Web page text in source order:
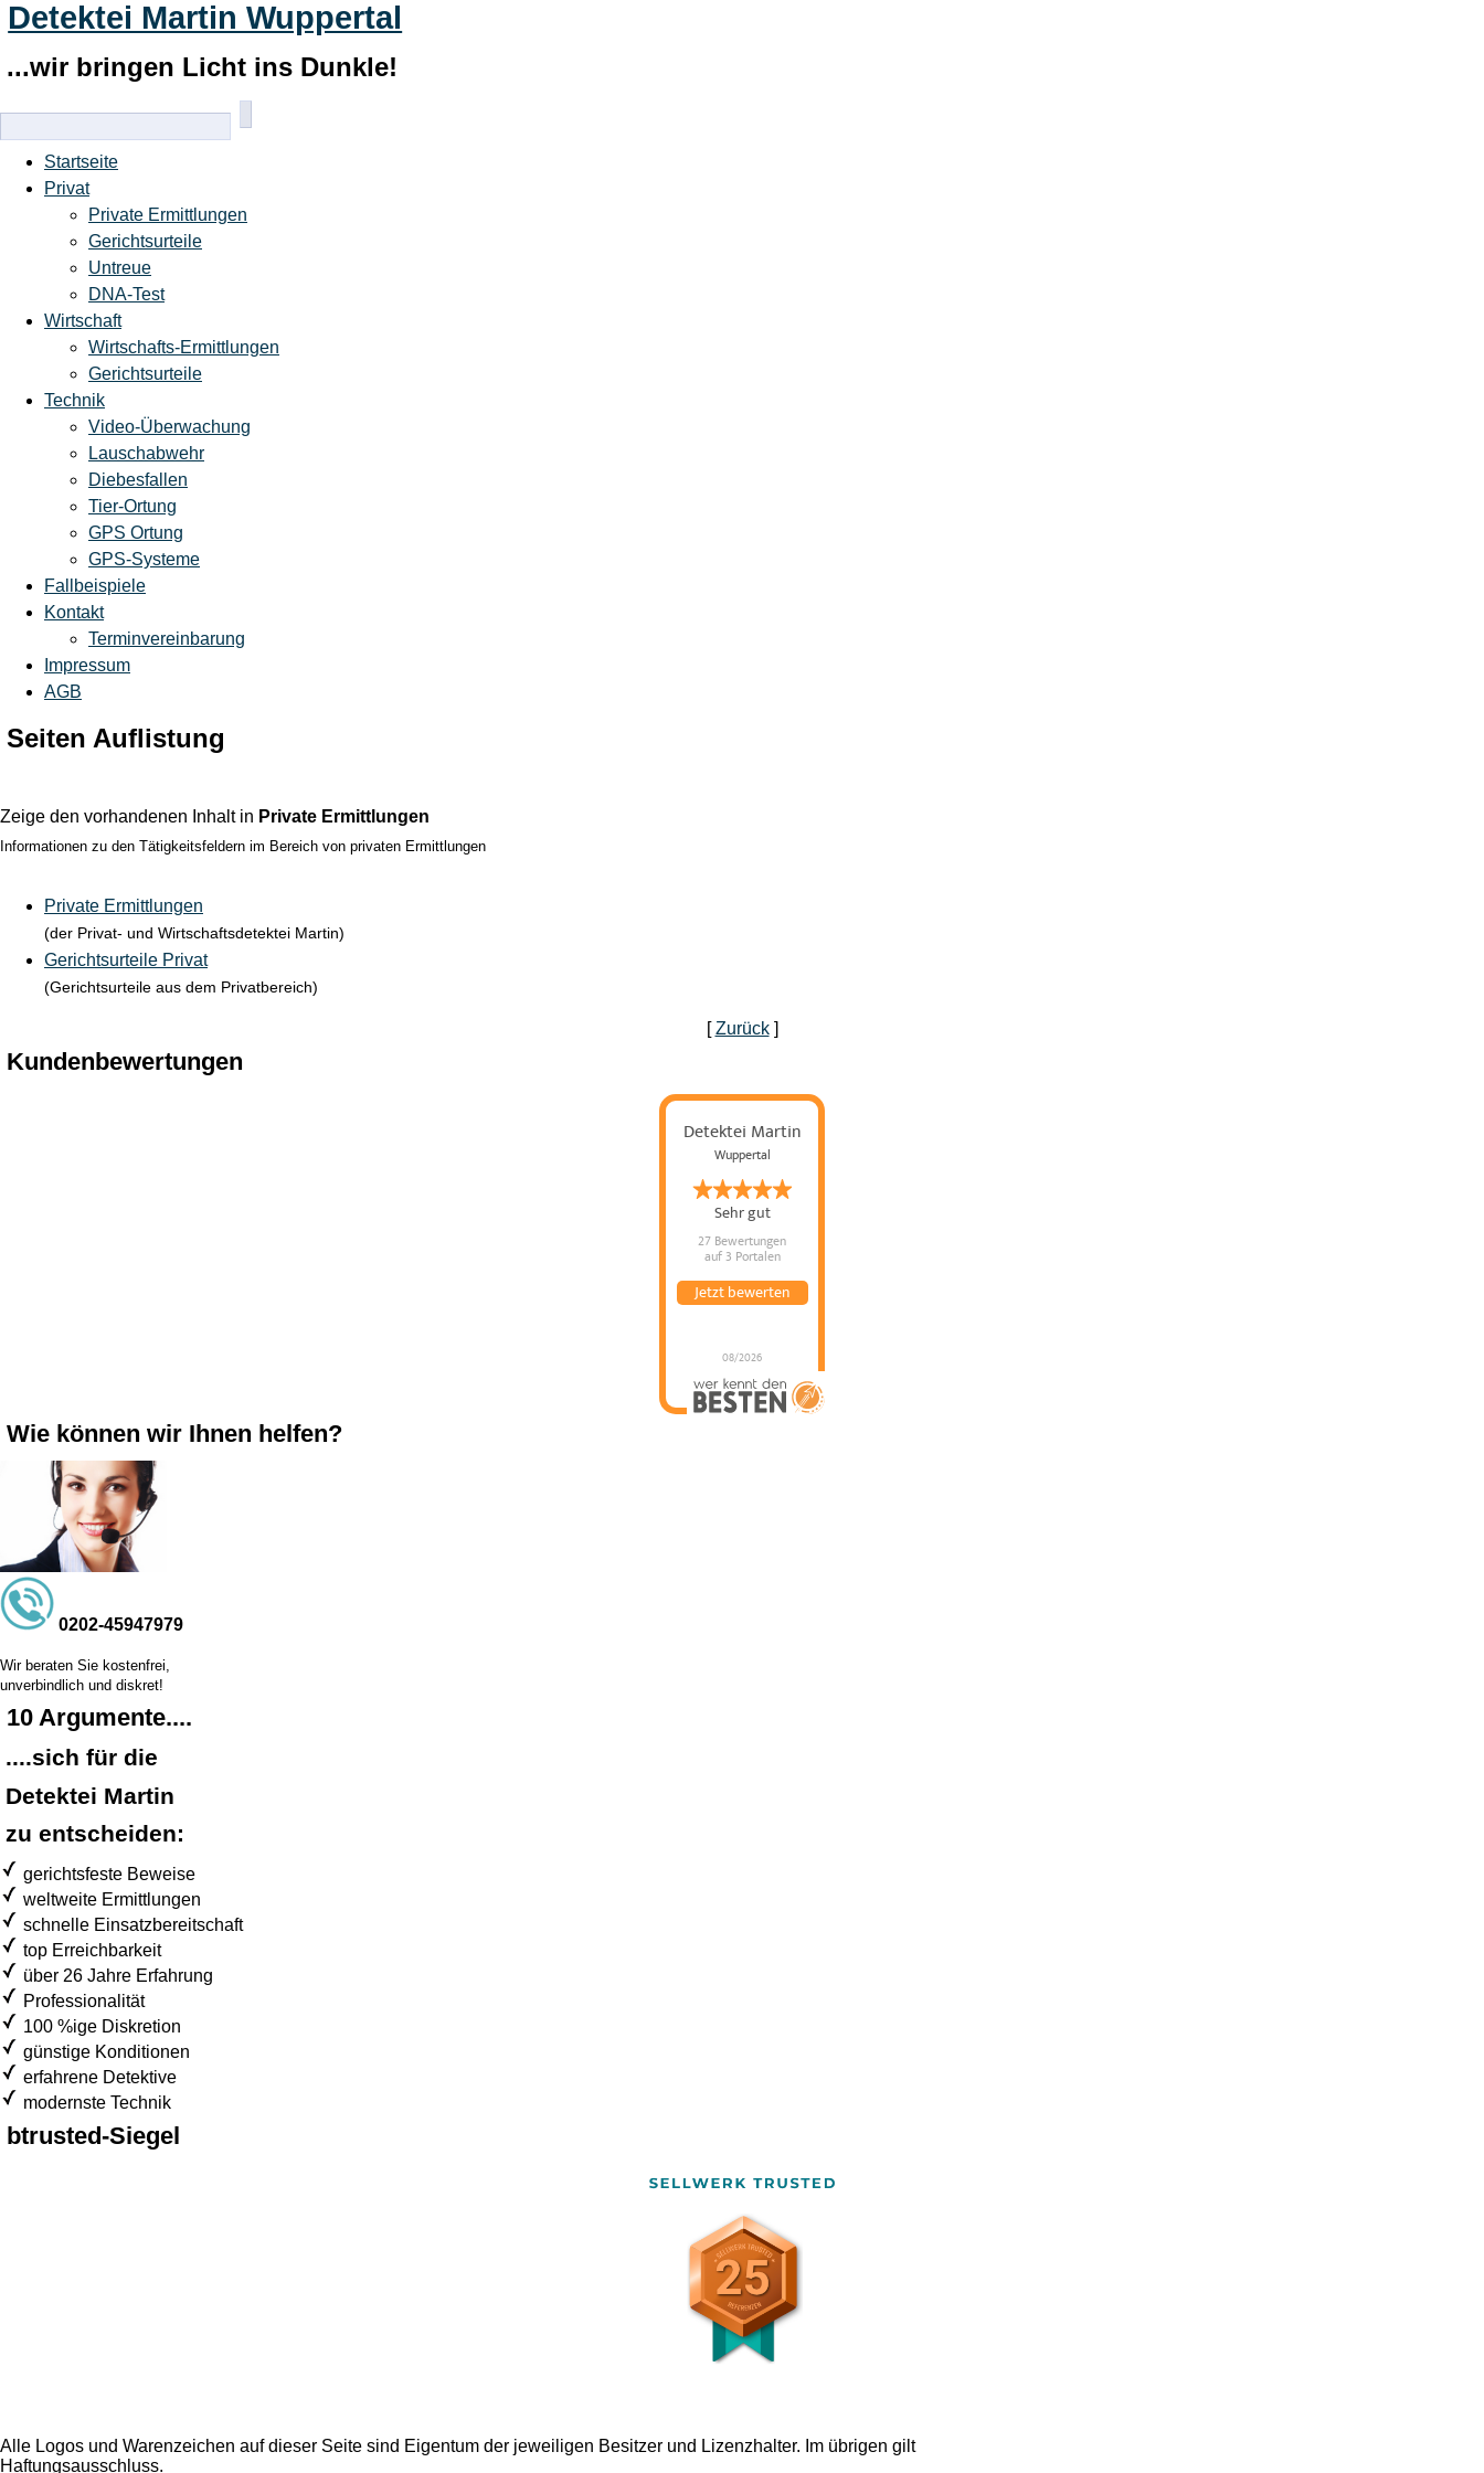
Detektei Martin Wuppertal
...wir bringen Licht ins Dunkle!
Startseite
Privat
Private Ermittlungen
Gerichtsurteile
Untreue
DNA-Test
Wirtschaft
Wirtschafts-Ermittlungen
Gerichtsurteile
Technik
Video-Überwachung
Lauschabwehr
Diebesfallen
Tier-Ortung
GPS Ortung
GPS-Systeme
Fallbeispiele
Kontakt
Terminvereinbarung
Impressum
AGB
Seiten Auflistung
Zeige den vorhandenen Inhalt in Private Ermittlungen
Informationen zu den Tätigkeitsfeldern im Bereich von privaten Ermittlungen
Private Ermittlungen
(der Privat- und Wirtschaftsdetektei Martin)
Gerichtsurteile Privat
(Gerichtsurteile aus dem Privatbereich)
[Zurück]
Kundenbewertungen
Detektei Martin
Wuppertal
Sehr gut
27 Bewertungen
auf 3 Portalen
08/2026
Jetzt bewerten
Wie können wir Ihnen helfen?
0202-45947979
Wir beraten Sie kostenfrei,
unverbindlich und diskret!
10 Argumente....
....sich für die
Detektei Martin
zu entscheiden:
gerichtsfeste Beweise
weltweite Ermittlungen
schnelle Einsatzbereitschaft
top Erreichbarkeit
über 26 Jahre Erfahrung
Professionalität
100 %ige Diskretion
günstige Konditionen
erfahrene Detektive
modernste Technik
btrusted-Siegel
Alle Logos und Warenzeichen auf dieser Seite sind Eigentum der jeweiligen Besitzer und Lizenzhalter. Im übrigen gilt
Haftungsausschluss.